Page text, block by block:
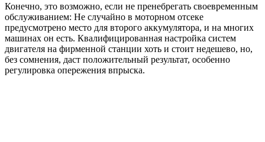
Конечно, это возможно, если не пренебрегать своевременным
обслуживанием: Не случайно в моторном отсеке
предусмотрено место для второго аккумулятора, и на многих
машинах он есть. Квалифицированная настройка систем
двигателя на фирменной станции хоть и стоит недешево, но,
без сомнения, даcт положительный результат, особенно
регулировка опережения впрыска.